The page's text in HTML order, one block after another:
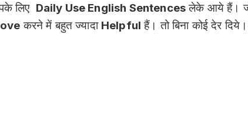
लिए Daily Use English Sentencesलेके आये हैं।
करने में बहुत ज्यादा Helpful हैं। तो बिना कोई देर